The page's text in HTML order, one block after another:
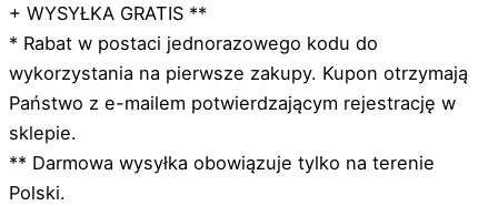
+ WYSYŁKA GRATIS **
* Rabat w postaci jednorazowego kodu do
wykorzystania na pierwsze zakupy. Kupon otrzymają
Państwo z e-mailem potwierdzającym rejestrację w
sklepie.
** Darmowa wysyłka obowiązuje tylko na terenie
Polski.